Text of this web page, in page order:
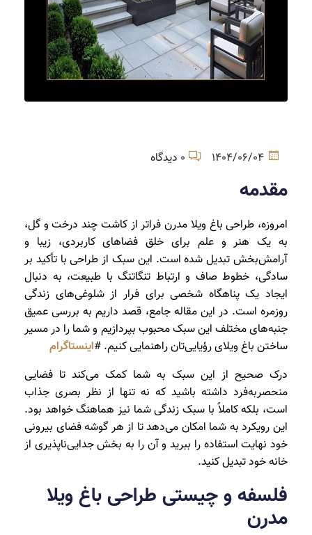
مقدمه
امروزه، طراحی باغ ویلا مدرن فراتر از کاشت چند درخت و گل،
به یک هنر و علم برای خلق فضاهای کاربردی، زیبا و
آرامش‌بخش تبدیل شده است. این سبک از طراحی با تأکید بر
سادگی، خطوط صاف و ارتباط تنگاتنگ با طبیعت، به دنبال
ایجاد یک پناهگاه شخصی برای فرار از شلوغی‌های زندگی
روزمره است. در این مقاله جامع، قصد داریم به بررسی عمیق
جنبه‌های مختلف این سبک محبوب بپردازیم و شما را در مسیر
ساختن باغ ویلای رؤیایی‌تان راهنمایی کنیم. #اینستاگرام
درک صحیح از این سبک به شما کمک می‌کند تا فضایی
منحصربه‌فرد داشته باشید که نه تنها از نظر بصری جذاب
است، بلکه کاملاً با سبک زندگی شما نیز هماهنگ خواهد بود.
این رویکرد به شما امکان می‌دهد تا از هر گوشه فضای بیرونی
خود نهایت استفاده را ببرید و آن را به بخش جدایی‌ناپذیری از
خانه خود تبدیل کنید.
فلسفه و چیستی طراحی باغ ویلا
مدرن